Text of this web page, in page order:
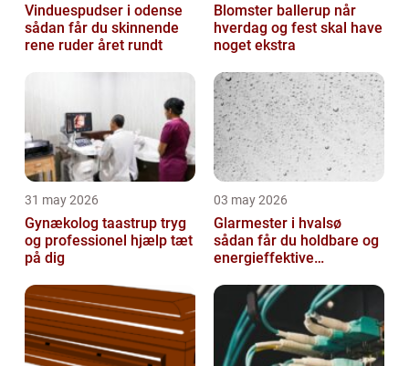
Vinduespudser i odense
sådan får du skinnende
rene ruder året rundt
Blomster ballerup når
hverdag og fest skal have
noget ekstra
31 may 2026
Gynækolog taastrup tryg
og professionel hjælp tæt
på dig
03 may 2026
Glarmester i hvalsø
sådan får du holdbare og
energieffektive